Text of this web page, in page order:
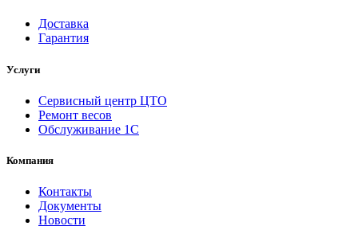
Доставка
Гарантия
Услуги
Сервисный центр ЦТО
Ремонт весов
Обслуживание 1С
Компания
Контакты
Документы
Новости